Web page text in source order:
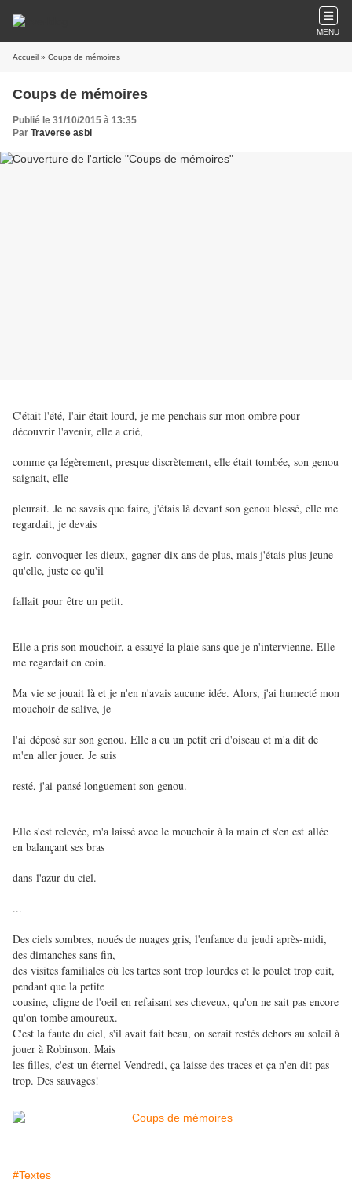
MENU
Accueil » Coups de mémoires
Coups de mémoires
Publié le 31/10/2015 à 13:35
Par Traverse asbl
C'était l'été, l'air était lourd, je me penchais sur mon ombre pour
découvrir l'avenir, elle a crié,
comme ça légèrement, presque discrètement, elle était tombée, son genou
saignait, elle
pleurait. Je ne savais que faire, j'étais là devant son genou blessé, elle me
regardait, je devais
agir, convoquer les dieux, gagner dix ans de plus, mais j'étais plus jeune
qu'elle, juste ce qu'il
fallait pour être un petit.
Elle a pris son mouchoir, a essuyé la plaie sans que je n'intervienne. Elle
me regardait en coin.
Ma vie se jouait là et je n'en n'avais aucune idée. Alors, j'ai humecté mon
mouchoir de salive, je
l'ai déposé sur son genou. Elle a eu un petit cri d'oiseau et m'a dit de
m'en aller jouer. Je suis
resté, j'ai pansé longuement son genou.
Elle s'est relevée, m'a laissé avec le mouchoir à la main et s'en est allée
en balançant ses bras
dans l'azur du ciel.
...
Des ciels sombres, noués de nuages gris, l'enfance du jeudi après-midi,
des dimanches sans fin,
des visites familiales où les tartes sont trop lourdes et le poulet trop cuit,
pendant que la petite
cousine, cligne de l'oeil en refaisant ses cheveux, qu'on ne sait pas encore
qu'on tombe amoureux.
C'est la faute du ciel, s'il avait fait beau, on serait restés dehors au soleil à
jouer à Robinson. Mais
les filles, c'est un éternel Vendredi, ça laisse des traces et ça n'en dit pas
trop. Des sauvages!
#Textes